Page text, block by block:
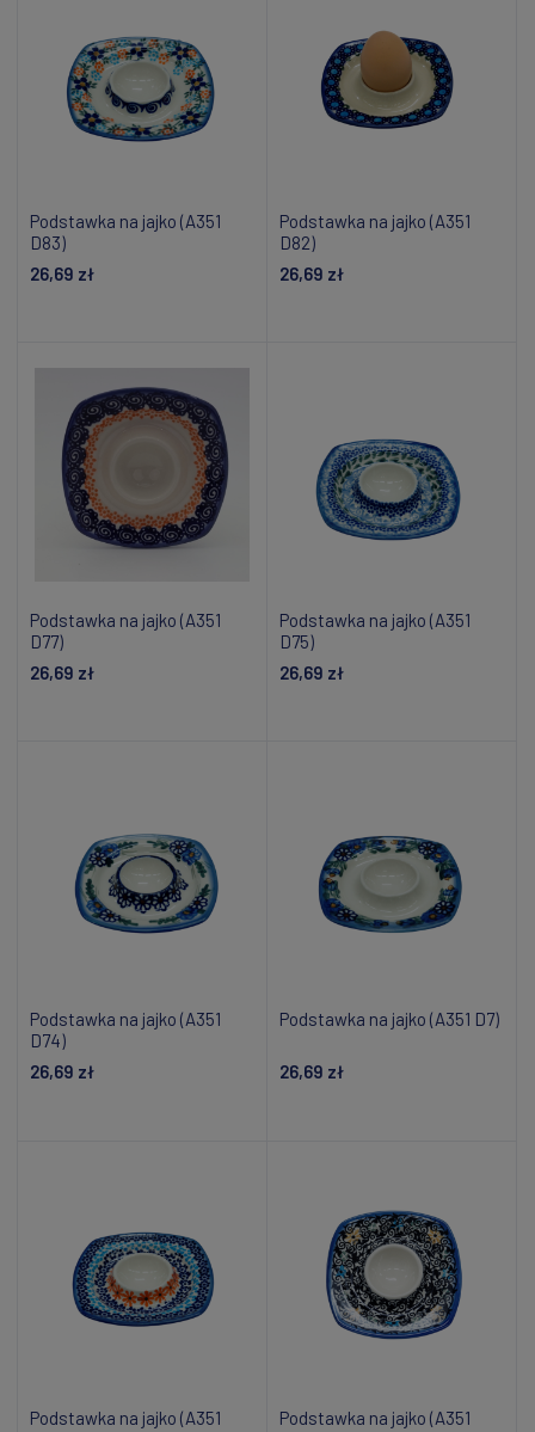
Podstawka na jajko (A351
D83)
26,69 zł
Podstawka na jajko (A351
D82)
26,69 zł
Podstawka na jajko (A351
D77)
26,69 zł
Podstawka na jajko (A351
D75)
26,69 zł
Podstawka na jajko (A351
D74)
26,69 zł
Podstawka na jajko (A351 D7)
26,69 zł
Podstawka na jajko (A351
Podstawka na jajko (A351